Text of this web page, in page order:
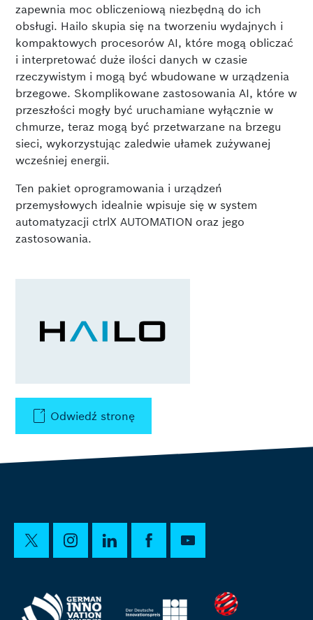
zapewnia moc obliczeniową niezbędną do ich
obsługi. Hailo skupia się na tworzeniu wydajnych i
kompaktowych procesorów AI, które mogą obliczać
i interpretować duże ilości danych w czasie
rzeczywistym i mogą być wbudowane w urządzenia
brzegowe. Skomplikowane zastosowania AI, które w
przeszłości mogły być uruchamiane wyłącznie w
chmurze, teraz mogą być przetwarzane na brzegu
sieci, wykorzystując zaledwie ułamek zużywanej
wcześniej energii.
Ten pakiet oprogramowania i urządzeń
przemysłowych idealnie wpisuje się w system
automatyzacji ctrlX AUTOMATION oraz jego
zastosowania.
Odwiedź stronę